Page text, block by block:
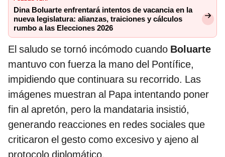
Dina Boluarte enfrentará intentos de vacancia en la
nueva legislatura: alianzas, traiciones y cálculos
rumbo a las Elecciones 2026
El saludo se tornó incómodo cuando Boluarte
mantuvo con fuerza la mano del Pontífice,
impidiendo que continuara su recorrido. Las
imágenes muestran al Papa intentando poner
fin al apretón, pero la mandataria insistió,
generando reacciones en redes sociales que
criticaron el gesto como excesivo y ajeno al
protocolo diplomático.